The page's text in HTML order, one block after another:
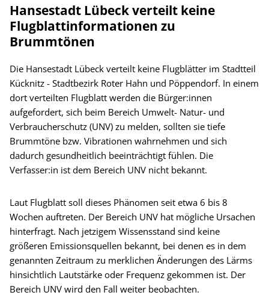
Hansestadt Lübeck verteilt keine
Flugblattinformationen zu
Brummtönen
Die Hansestadt Lübeck verteilt keine Flugblätter im Stadtteil
Kücknitz - Stadtbezirk Roter Hahn und Pöppendorf. In einem
dort verteilten Flugblatt werden die Bürger:innen
aufgefordert, sich beim Bereich Umwelt- Natur- und
Verbraucherschutz (UNV) zu melden, sollten sie tiefe
Brummtöne bzw. Vibrationen wahrnehmen und sich
dadurch gesundheitlich beeinträchtigt fühlen. Die
Verfasser:in ist dem Bereich UNV nicht bekannt.
Laut Flugblatt soll dieses Phänomen seit etwa 6 bis 8
Wochen auftreten. Der Bereich UNV hat mögliche Ursachen
hinterfragt. Nach jetzigem Wissensstand sind keine
größeren Emissionsquellen bekannt, bei denen es in dem
genannten Zeitraum zu merklichen Änderungen des Lärms
hinsichtlich Lautstärke oder Frequenz gekommen ist. Der
Bereich UNV wird den Fall weiter beobachten.